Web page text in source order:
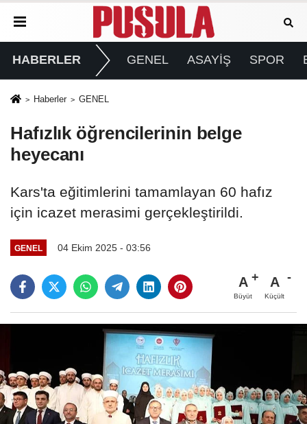
HABERLER GENEL ASAYİŞ SPOR
Haberler GENEL
Hafızlık öğrencilerinin belge
heyecanı
Kars'ta eğitimlerini tamamlayan 60 hafız
için icazet merasimi gerçekleştirildi.
GENEL 04 Ekim 2025 - 03:56
A
Büyüt
A
Küçült